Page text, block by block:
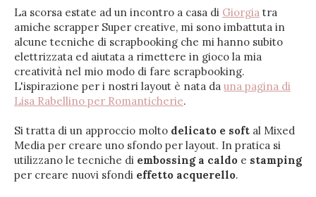
La scorsa estate ad un incontro a casa di Giorgia tra
amiche scrapper Super creative, mi sono imbattuta in
alcune tecniche di scrapbooking che mi hanno subito
elettrizzata ed aiutata a rimettere in gioco la mia
creatività nel mio modo di fare scrapbooking.
L'ispirazione per i nostri layout è nata da una pagina di
Lisa Rabellino per Romanticherie.
Si tratta di un approccio molto delicato e soft al Mixed
Media per creare uno sfondo per layout. In pratica si
utilizzano le tecniche di embossing a caldo e stamping
per creare nuovi sfondi effetto acquerello.